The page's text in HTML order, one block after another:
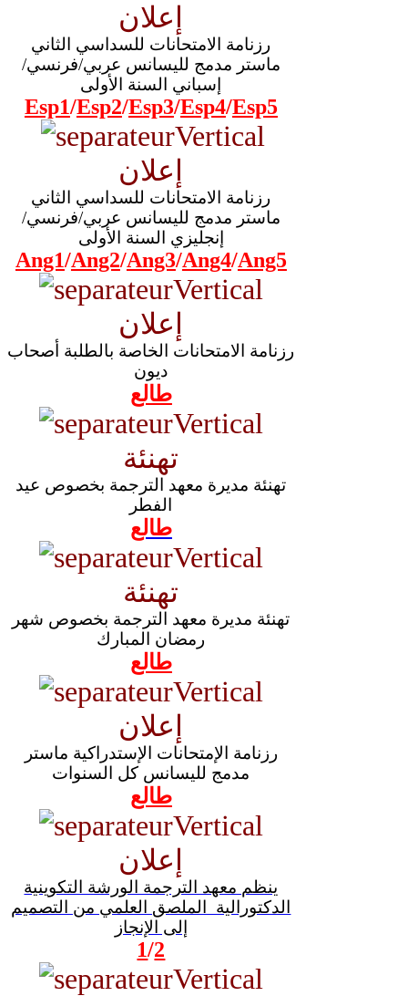
إعلان
رزنامة الامتحانات للسداسي الثاني
ماستر مدمج لليسانس عربي/فرنسي/
إسباني السنة الأولى
Esp1/Esp2/Esp3/Esp4/Esp5
إعلان
رزنامة الامتحانات للسداسي الثاني
ماستر مدمج لليسانس عربي/فرنسي/
إنجليزي السنة الأولى
Ang1/Ang2/Ang3/Ang4/Ang5
إعلان
رزنامة الامتحانات الخاصة بالطلبة أصحاب
ديون
طالع
تهنئة
تهنئة مديرة معهد الترجمة بخصوص عيد
الفطر
طالع
تهنئة
تهنئة مديرة معهد الترجمة بخصوص شهر
رمضان المبارك
طالع
إعلان
رزنامة الإمتحانات الإستدراكية ماستر
مدمج لليسانس كل السنوات
طالع
إعلان
ينظم معهد الترجمة الورشة التكوينية
الدكتورالية الملصق العلمي من التصميم
إلى الإنجاز
1/2